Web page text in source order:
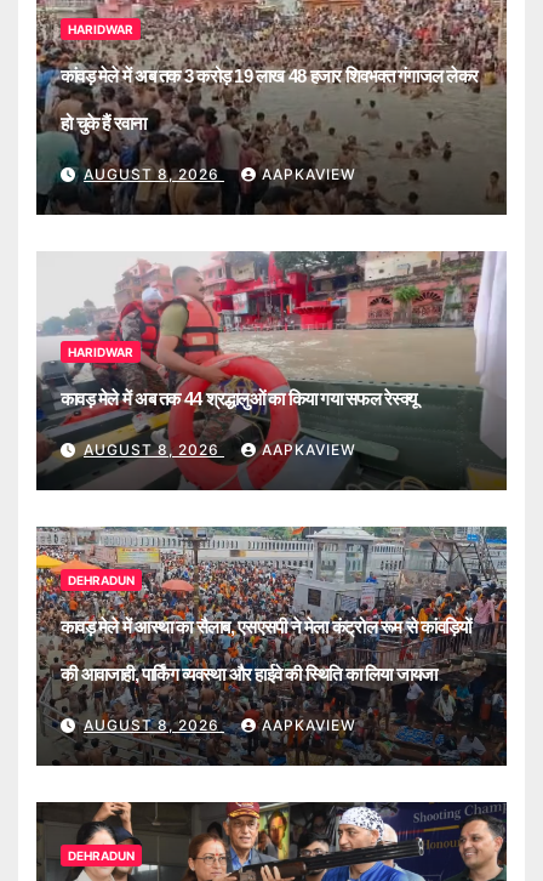
HARIDWAR
कांवड़ मेले में अब तक 3 करोड़ 19 लाख 48 हजार शिवभक्त गंगाजल लेकर
हो चुके हैं रवाना
AUGUST 8, 2026 AAPKAVIEW
HARIDWAR
कावड़ मेले में अब तक 44 श्रद्धालुओं का किया गया सफल रेस्क्यू
AUGUST 8, 2026 AAPKAVIEW
DEHRADUN
कावड़ मेले में आस्था का सैलाब, एसएसपी ने मेला कंट्रोल रूम से कांवड़ियों
की आवाजाही, पार्किंग व्यवस्था और हाईवे की स्थिति का लिया जायजा
AUGUST 8, 2026 AAPKAVIEW
DEHRADUN